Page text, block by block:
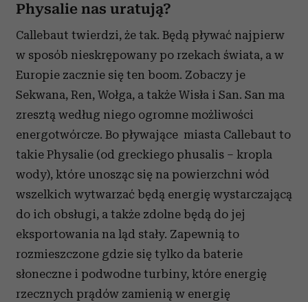
Physalie nas uratują?
Callebaut twierdzi, że tak. Będą pływać najpierw
w sposób nieskrępowany po rzekach świata, a w
Europie zacznie się ten boom. Zobaczy je
Sekwana, Ren, Wołga, a także Wisła i San. San ma
zresztą według niego ogromne możliwości
energotwórcze. Bo pływające miasta Callebaut to
takie Physalie (od greckiego phusalis – kropla
wody), które unosząc się na powierzchni wód
wszelkich wytwarzać będą energię wystarczającą
do ich obsługi, a także zdolne będą do jej
eksportowania na ląd stały. Zapewnią to
rozmieszczone gdzie się tylko da baterie
słoneczne i podwodne turbiny, które energię
rzecznych prądów zamienią w energię